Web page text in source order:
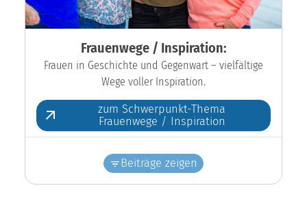
Frauenwege / Inspiration:
Frauen in Geschichte und Gegenwart – vielfältige
Wege voller Inspiration.
zum Schwerpunkt-Thema
Frauenwege / Inspiration
Beiträge zeigen